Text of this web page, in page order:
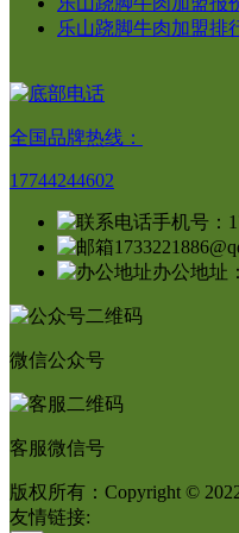
乐山跷脚牛肉加盟排
全国品牌热线：
17744244602
手机号：
办公地址
微信公众号
客服微信号
版权所有：Copyright ©
友情链接: